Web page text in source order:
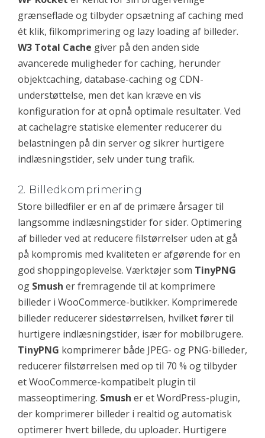
grænseflade og tilbyder opsætning af caching med
ét klik, filkomprimering og lazy loading af billeder.
W3 Total Cache giver på den anden side
avancerede muligheder for caching, herunder
objektcaching, database-caching og CDN-
understøttelse, men det kan kræve en vis
konfiguration for at opnå optimale resultater. Ved
at cachelagre statiske elementer reducerer du
belastningen på din server og sikrer hurtigere
indlæsningstider, selv under tung trafik.
2. Billedkomprimering
Store billedfiler er en af de primære årsager til
langsomme indlæsningstider for sider. Optimering
af billeder ved at reducere filstørrelser uden at gå
på kompromis med kvaliteten er afgørende for en
god shoppingoplevelse. Værktøjer som TinyPNG
og Smush er fremragende til at komprimere
billeder i WooCommerce-butikker. Komprimerede
billeder reducerer sidestørrelsen, hvilket fører til
hurtigere indlæsningstider, især for mobilbrugere.
TinyPNG komprimerer både JPEG- og PNG-billeder,
reducerer filstørrelsen med op til 70 % og tilbyder
et WooCommerce-kompatibelt plugin til
masseoptimering. Smush er et WordPress-plugin,
der komprimerer billeder i realtid og automatisk
optimerer hvert billede, du uploader. Hurtigere